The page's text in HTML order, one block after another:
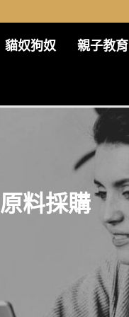
貓奴狗奴 親子教育
原料採購